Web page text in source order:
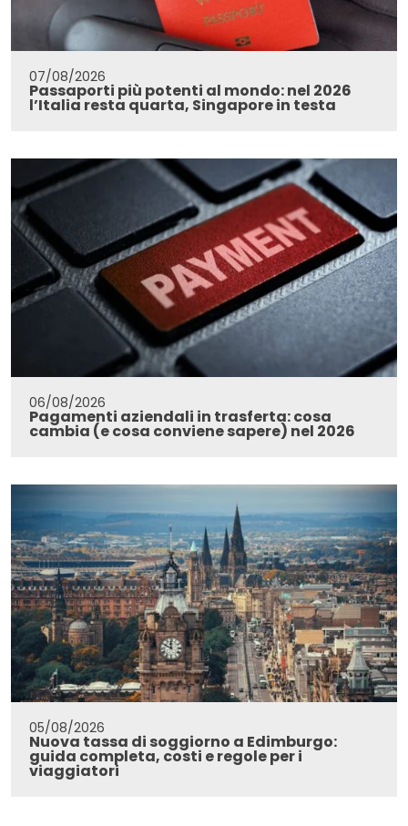
07/08/2026
Passaporti più potenti al mondo: nel 2026
l’Italia resta quarta, Singapore in testa
06/08/2026
Pagamenti aziendali in trasferta: cosa
cambia (e cosa conviene sapere) nel 2026
05/08/2026
Nuova tassa di soggiorno a Edimburgo:
guida completa, costi e regole per i
viaggiatori